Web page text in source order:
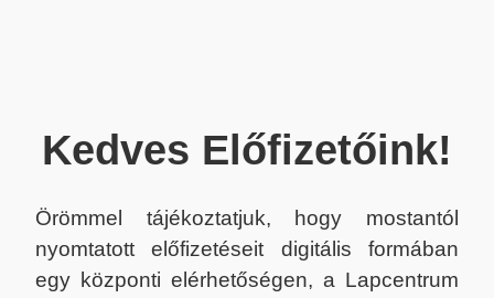
Kedves Előfizetőink!
Örömmel tájékoztatjuk, hogy mostantól
nyomtatott előfizetéseit digitális formában
egy központi elérhetőségen, a Lapcentrum